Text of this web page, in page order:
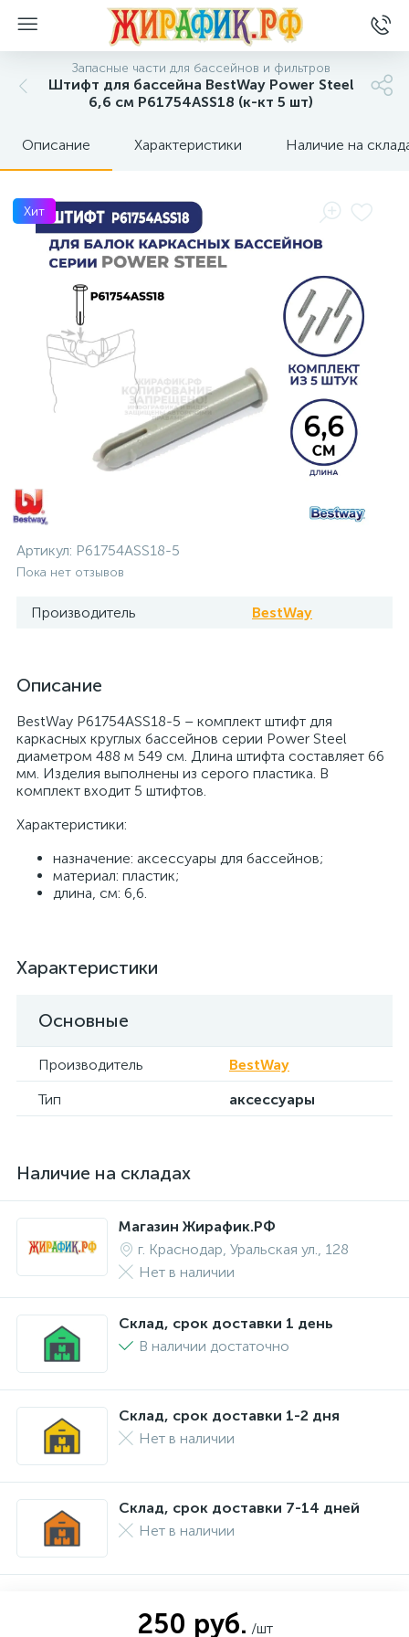
Запасные части для бассейнов и фильтров
Штифт для бассейна BestWay Power Steel
6,6 см P61754ASS18 (к-кт 5 шт)
Описание Характеристики Наличие на
Хит
Артикул: P61754ASS18-5
Пока нет отзывов
Производитель BestWay
Описание
BestWay P61754ASS18-5 – комплект штифт для
каркасных круглых бассейнов серии Power Steel
диаметром 488 м 549 см. Длина штифта составляет 66
мм. Изделия выполнены из серого пластика. В
комплект входит 5 штифтов.
Характеристики:
назначение: аксессуары для бассейнов;
материал: пластик;
длина, см: 6,6.
Характеристики
Основные
Производитель
BestWay
Тип
аксессуары
Наличие на складах
Магазин Жирафик.РФ
г. Краснодар, Уральская ул., 128
Нет в наличии
Склад, срок доставки 1 день
В наличии достаточно
Склад, срок доставки 1-2 дня
Нет в наличии
Склад, срок доставки 7-14 дней
Нет в наличии
250 руб. /шт